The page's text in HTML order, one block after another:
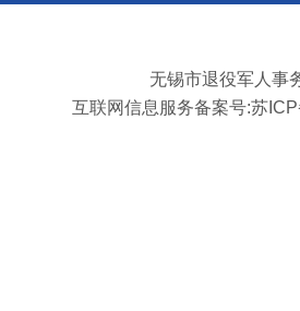
无锡市退役军人事
互联网信息服务备案号:苏